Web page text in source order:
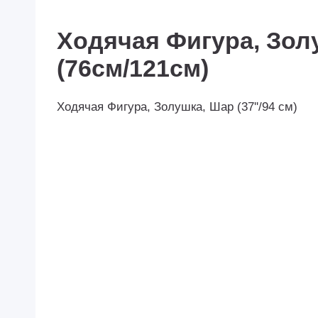
Ходячая Фигура,
(76см/121см)
Ходячая Фигура, Золушка, Шар (37''/94 см)